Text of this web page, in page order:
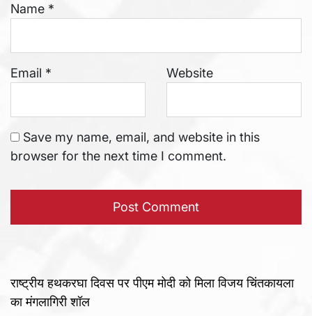
Name *
Email * Website
Save my name, email, and website in this
browser for the next time I comment.
राष्ट्रीय हथकरघा दिवस पर पीएम मोदी को मिला विजय चिंतकायला
का मंगलागिरी शॉल